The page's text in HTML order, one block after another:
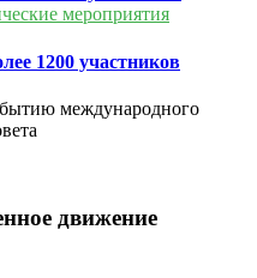
мероприятия
1200 участников
международного
движение